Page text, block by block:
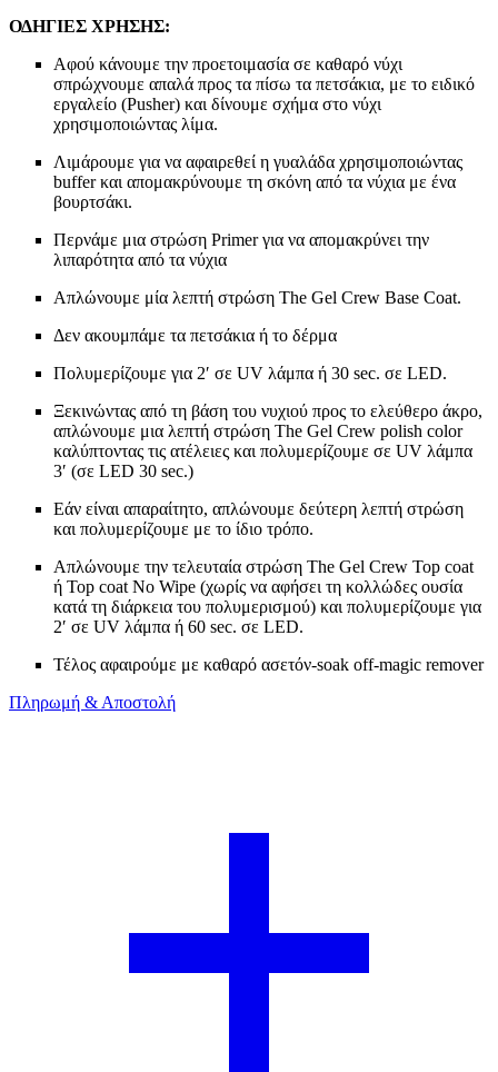
ΟΔΗΓΙΕΣ ΧΡΗΣΗΣ:
Αφού κάνουμε την προετοιμασία σε καθαρό νύχι
σπρώχνουμε απαλά προς τα πίσω τα πετσάκια, με το ειδικό
εργαλείο (Pusher) και δίνουμε σχήμα στο νύχι
χρησιμοποιώντας λίμα.
Λιμάρουμε για να αφαιρεθεί η γυαλάδα χρησιμοποιώντας
buffer και απομακρύνουμε τη σκόνη από τα νύχια με ένα
βουρτσάκι.
Περνάμε μια στρώση Primer για να απομακρύνει την
λιπαρότητα από τα νύχια
Απλώνουμε μία λεπτή στρώση The Gel Crew Base Coat.
Δεν ακουμπάμε τα πετσάκια ή το δέρμα
Πολυμερίζουμε για 2′ σε UV λάμπα ή 30 sec. σε LED.
Ξεκινώντας από τη βάση του νυχιού προς το ελεύθερο άκρο,
απλώνουμε μια λεπτή στρώση The Gel Crew polish color
καλύπτοντας τις ατέλειες και πολυμερίζουμε σε UV λάμπα
3′ (σε LED 30 sec.)
Εάν είναι απαραίτητο, απλώνουμε δεύτερη λεπτή στρώση
και πολυμερίζουμε με το ίδιο τρόπο.
Απλώνουμε την τελευταία στρώση The Gel Crew Top coat
ή Top coat No Wipe (χωρίς να αφήσει τη κολλώδες ουσία
κατά τη διάρκεια του πολυμερισμού) και πολυμερίζουμε για
2′ σε UV λάμπα ή 60 sec. σε LED.
Τέλος αφαιρούμε με καθαρό ασετόν-soak off-magic remover
Πληρωμή & Αποστολή